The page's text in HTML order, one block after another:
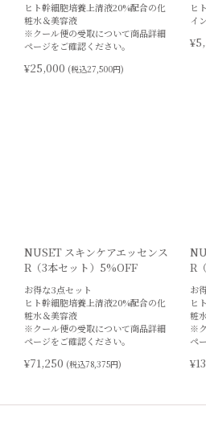
ヒト幹細胞培養上清液20%配合の化
粧水＆美容液
※クール便の受取について商品詳細
ページをご確認ください。
¥25,000 (税込27,500円)
ヒ
イ
NUSET スキンケアエッセンス
R（3本セット）5%OFF
お得な3点セット
ヒト幹細胞培養上清液20%配合の化
粧水＆美容液
※クール便の受取について商品詳細
ページをご確認ください。
¥71,250 (税込78,375円)
R
お
ヒ
粧
※
ペ